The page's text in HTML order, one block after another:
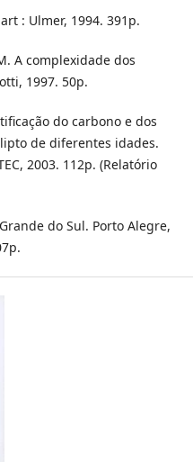
: Ulmer, 1994. 391p.
A complexidade dos
1997. 50p.
do carbono e dos
de diferentes idades.
2003. 112p. (Relatório
do Sul. Porto Alegre,